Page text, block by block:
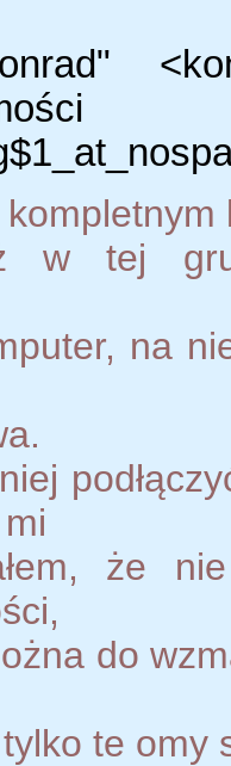
w tej
na
że
do
te